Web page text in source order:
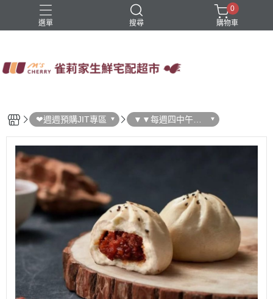
選單 搜尋
0
購物車
❤週週預購JIT專區
▼▼每週四中午結
單 ▼▼